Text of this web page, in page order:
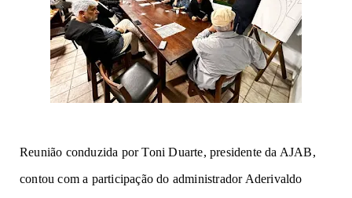
Reunião conduzida por Toni Duarte, presidente da AJAB,
contou com a participação do administrador Aderivaldo